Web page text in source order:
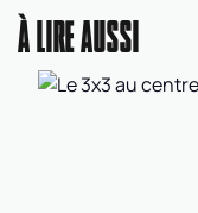
À LIRE AUSSI